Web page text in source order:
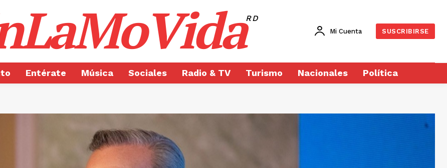
RD
Mi Cuenta SUSCRIBIRSE
Entérate Música Sociales Radio & TV Turismo Nacionales Política